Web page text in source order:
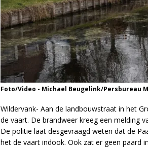
Foto/Video - Michael Beugelink/Persbureau
Wildervank- Aan de landbouwstraat in het
de vaart. De brandweer kreeg een melding
De politie laat desgevraagd weten dat de
het de vaart indook. Ook zat er geen paard